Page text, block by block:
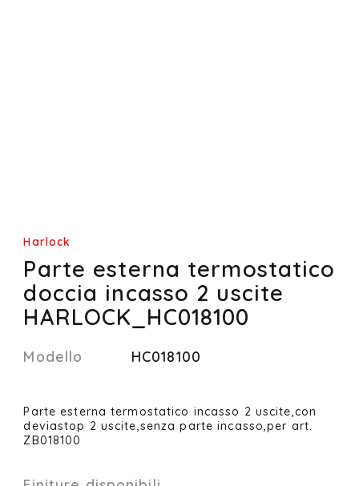
Harlock
Parte esterna termostatico
doccia incasso 2 uscite
HARLOCK_HC018100
Modello HC018100
Parte esterna termostatico incasso 2 uscite,con
deviastop 2 uscite,senza parte incasso,per art.
ZB018100